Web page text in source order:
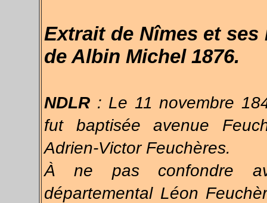
Extrait de Nîmes et ses
de Albin Michel 1876.
NDLR : Le 11 novembre
fut baptisée avenue
Adrien-Victor Feuchères.
À ne pas confondre
départemental Léon